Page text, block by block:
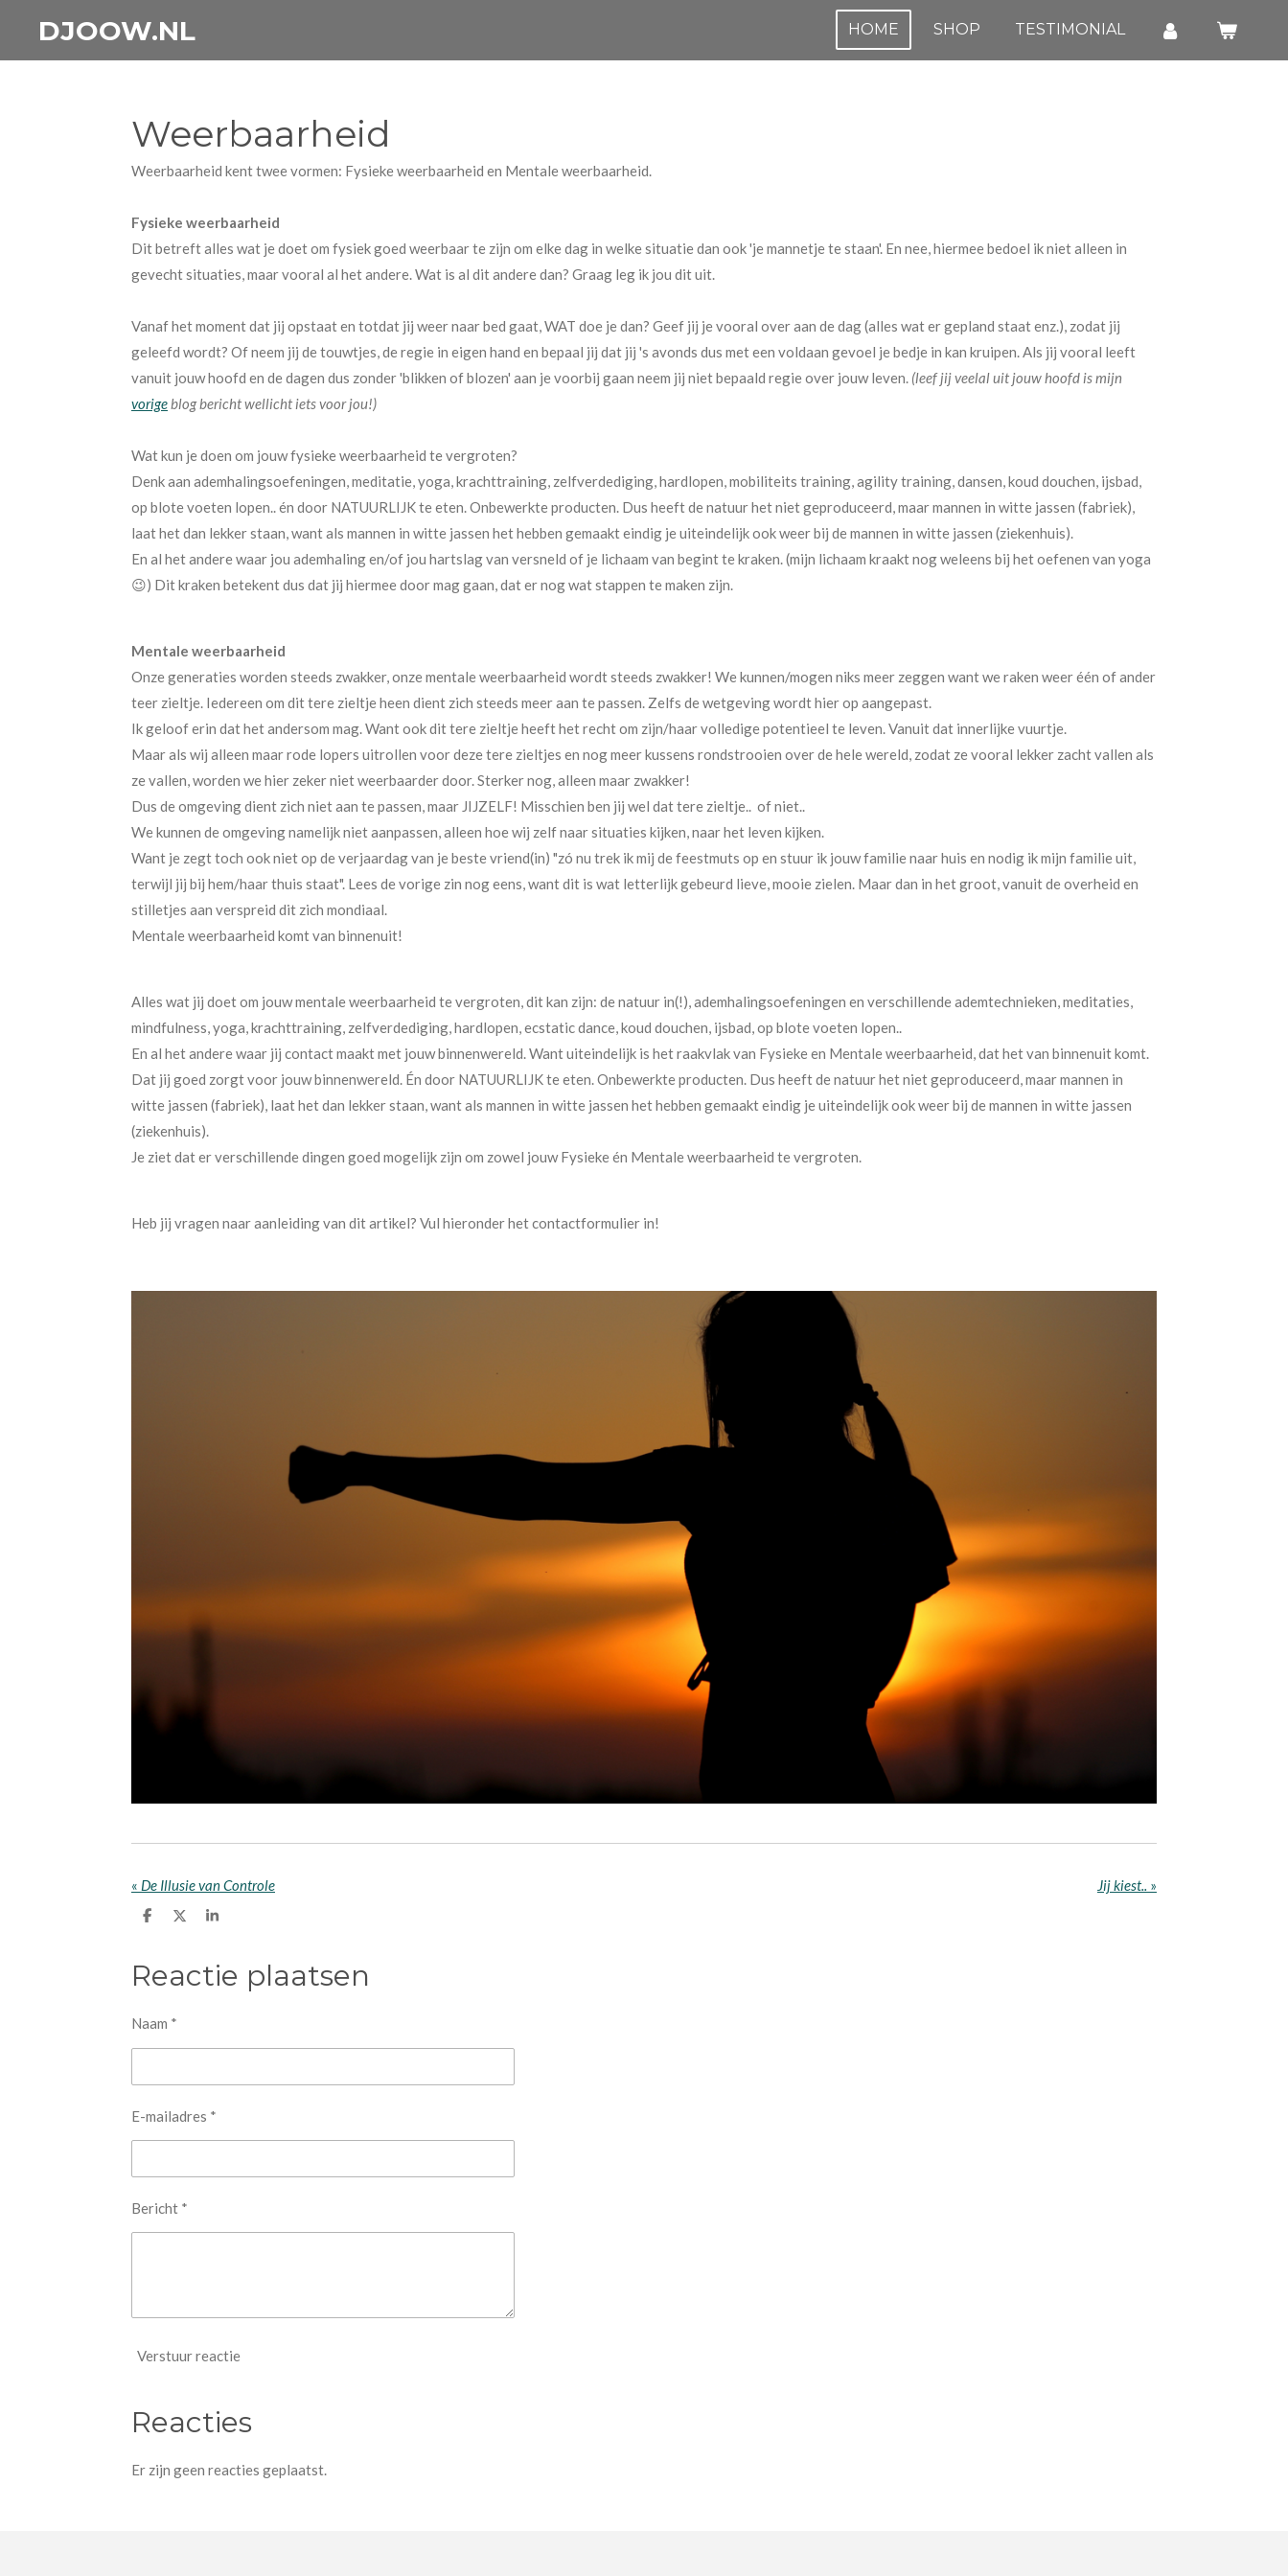
DJOOW.NL HOME SHOP TESTIMONIAL
Weerbaarheid
Weerbaarheid kent twee vormen: Fysieke weerbaarheid en Mentale weerbaarheid.
Fysieke weerbaarheid
Dit betreft alles wat je doet om fysiek goed weerbaar te zijn om elke dag in welke situatie dan ook 'je mannetje te staan'. En nee, hiermee bedoel ik niet alleen in
gevecht situaties, maar vooral al het andere. Wat is al dit andere dan? Graag leg ik jou dit uit.
Vanaf het moment dat jij opstaat en totdat jij weer naar bed gaat, WAT doe je dan? Geef jij je vooral over aan de dag (alles wat er gepland staat enz.), zodat jij
geleefd wordt? Of neem jij de touwtjes, de regie in eigen hand en bepaal jij dat jij 's avonds dus met een voldaan gevoel je bedje in kan kruipen. Als jij vooral leeft
vanuit jouw hoofd en de dagen dus zonder 'blikken of blozen' aan je voorbij gaan neem jij niet bepaald regie over jouw leven. (leef jij veelal uit jouw hoofd is mijn
vorigeblog bericht wellicht iets voor jou!)
Wat kun je doen om jouw fysieke weerbaarheid te vergroten?
Denk aan ademhalingsoefeningen, meditatie, yoga, krachttraining, zelfverdediging, hardlopen, mobiliteits training, agility training, dansen, koud douchen, ijsbad,
op blote voeten lopen.. én door NATUURLIJK te eten. Onbewerkte producten. Dus heeft de natuur het niet geproduceerd, maar mannen in witte jassen (fabriek),
laat het dan lekker staan, want als mannen in witte jassen het hebben gemaakt eindig je uiteindelijk ook weer bij de mannen in witte jassen (ziekenhuis).
En al het andere waar jou ademhaling en/of jou hartslag van versneld of je lichaam van begint te kraken. (mijn lichaam kraakt nog weleens bij het oefenen van yoga
😉) Dit kraken betekent dus dat jij hiermee door mag gaan, dat er nog wat stappen te maken zijn.
Mentale weerbaarheid
Onze generaties worden steeds zwakker, onze mentale weerbaarheid wordt steeds zwakker! We kunnen/mogen niks meer zeggen want we raken weer één of ander
teer zieltje. Iedereen om dit tere zieltje heen dient zich steeds meer aan te passen. Zelfs de wetgeving wordt hier op aangepast.
Ik geloof erin dat het andersom mag. Want ook dit tere zieltje heeft het recht om zijn/haar volledige potentieel te leven. Vanuit dat innerlijke vuurtje.
Maar als wij alleen maar rode lopers uitrollen voor deze tere zieltjes en nog meer kussens rondstrooien over de hele wereld, zodat ze vooral lekker zacht vallen als
ze vallen, worden we hier zeker niet weerbaarder door. Sterker nog, alleen maar zwakker!
Dus de omgeving dient zich niet aan te passen, maar JIJZELF! Misschien ben jij wel dat tere zieltje.. of niet..
We kunnen de omgeving namelijk niet aanpassen, alleen hoe wij zelf naar situaties kijken, naar het leven kijken.
Want je zegt toch ook niet op de verjaardag van je beste vriend(in) "zó nu trek ik mij de feestmuts op en stuur ik jouw familie naar huis en nodig ik mijn familie uit,
terwijl jij bij hem/haar thuis staat". Lees de vorige zin nog eens, want dit is wat letterlijk gebeurd lieve, mooie zielen. Maar dan in het groot, vanuit de overheid en
stilletjes aan verspreid dit zich mondiaal.
Mentale weerbaarheid komt van binnenuit!
Alles wat jij doet om jouw mentale weerbaarheid te vergroten, dit kan zijn: de natuur in(!), ademhalingsoefeningen en verschillende ademtechnieken, meditaties,
mindfulness, yoga, krachttraining, zelfverdediging, hardlopen, ecstatic dance, koud douchen, ijsbad, op blote voeten lopen..
En al het andere waar jij contact maakt met jouw binnenwereld. Want uiteindelijk is het raakvlak van Fysieke en Mentale weerbaarheid, dat het van binnenuit komt.
Dat jij goed zorgt voor jouw binnenwereld. Én door NATUURLIJK te eten. Onbewerkte producten. Dus heeft de natuur het niet geproduceerd, maar mannen in
witte jassen (fabriek), laat het dan lekker staan, want als mannen in witte jassen het hebben gemaakt eindig je uiteindelijk ook weer bij de mannen in witte jassen
(ziekenhuis).
Je ziet dat er verschillende dingen goed mogelijk zijn om zowel jouw Fysieke én Mentale weerbaarheid te vergroten.
Heb jij vragen naar aanleiding van dit artikel? Vul hieronder het contactformulier in!
« De Illusie van Controle Jij kiest.. »
D
e
n
D
S
Reactie plaatsen
Naam *
E-mailadres *
Bericht *
Verstuur reactie
Reacties
Er zijn geen reacties geplaatst.